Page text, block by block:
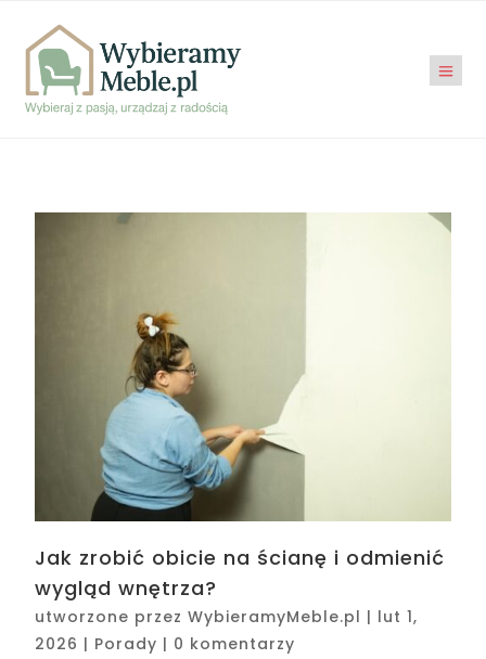
Jak zrobić obicie na ścianę i odmienić
wygląd wnętrza?
utworzone przezWybieramyMeble.pl | lut 1,
2026 | Porady | 0 komentarzy